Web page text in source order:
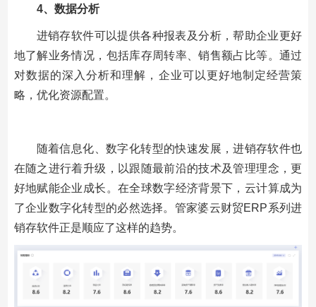
4、 数据分析
进销存软件可以提供各种报表及分析，帮助企业更好
地了解业务情况，包括库存周转率、销售额占比等。通过
对数据的深入分析和理解，企业可以更好地制定经营策
略，优化资源配置。
随着信息化、数字化转型的快速发展，进销存软件也
在随之进行着升级，以跟随最前沿的技术及管理理念，更
好地赋能企业成长。在全球数字经济背景下，云计算成为
了企业数字化转型的必然选择。管家婆云财贸ERP系列进
销存软件正是顺应了这样的趋势。